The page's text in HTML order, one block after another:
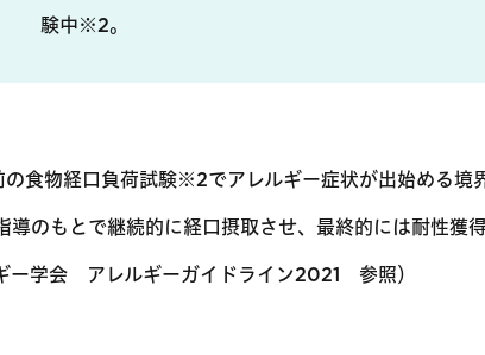
験中※2。
食物経口負荷試験※2でアレルギー症状が出始める境
導のもとで継続的に経口摂取させ、最終的には耐性獲
ー学会 アレルギーガイドライン2021 参照）